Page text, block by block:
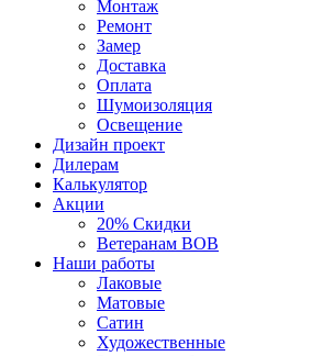
Монтаж
Ремонт
Замер
Доставка
Оплата
Шумоизоляция
Освещение
Дизайн проект
Дилерам
Калькулятор
Акции
20% Скидки
Ветеранам ВОВ
Наши работы
Лаковые
Матовые
Сатин
Художественные